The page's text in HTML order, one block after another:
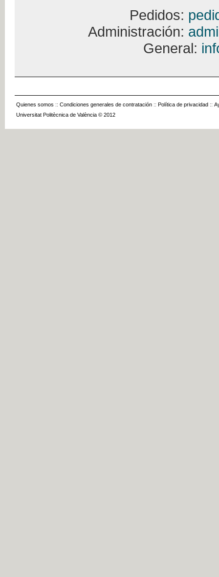
Pedidos:
Administración:
General:
Quienes somos :: Condiciones generales de contratación :: Política de privacidad ::
Universitat Politècnica de València © 2012